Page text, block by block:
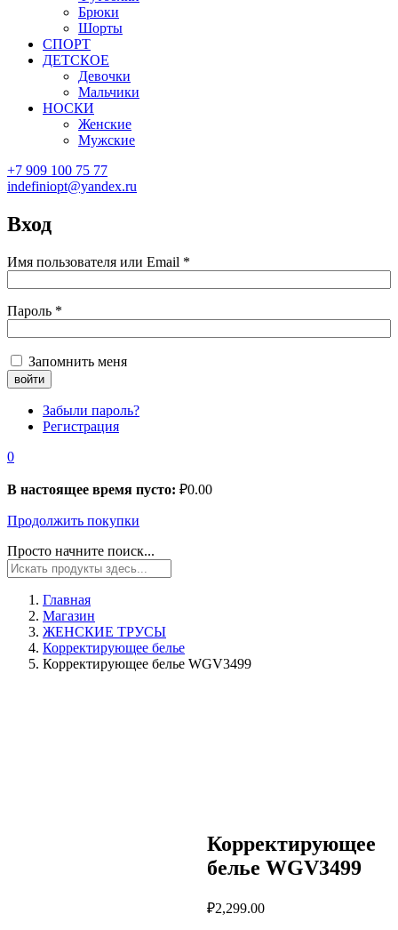
Брюки
Шорты
СПОРТ
ДЕТСКОЕ
Девочки
Мальчики
НОСКИ
Женские
Мужские
+7 909 100 75 77
indefiniopt@yandex.ru
Вход
Имя пользователя или Email *
Пароль *
Запомнить меня
Забыли пароль?
Регистрация
0
В настоящее время пусто: ₽0.00
Продолжить покупки
Просто начните поиск...
Главная
Магазин
ЖЕНСКИЕ ТРУСЫ
Корректирующее белье
Корректирующее белье WGV3499
Корректирующее
белье WGV3499
₽2,299.00